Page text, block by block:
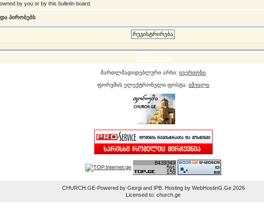
by you or by this bulletin board.
და პირობებს
მსუბუქი ვერსია
მართლმადიდებლური არხი:ივერიონი
ფორუმის ელექტრონული ფოსტა:იმეილი
CHURCH.GE-Powered by Giorgi and IPB. Hosting by WebHostinG.Ge 2026
Licensed to: church.ge